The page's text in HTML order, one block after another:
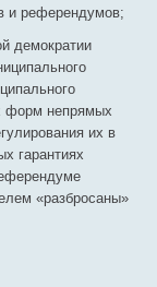
и референдумов;
демократии
форм непрямых
их в
гарантиях
«разбросаны»